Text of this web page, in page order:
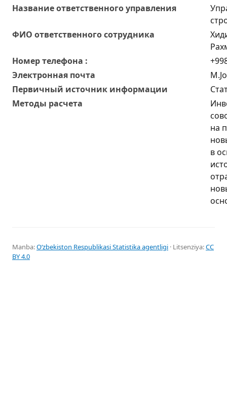
Название ответственного управления
ФИО ответственного сотрудника
Номер телефона :
Электронная почта
Первичный источник информации
Методы расчета
на
в
Manba:Oʻzbekiston Respublikasi Statistika agentligi · Litsenziya:CC
BY 4.0